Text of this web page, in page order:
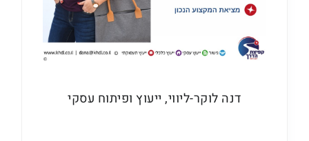
דנה לוקר-ליווי, ייעוץ ופיתוח עסקי